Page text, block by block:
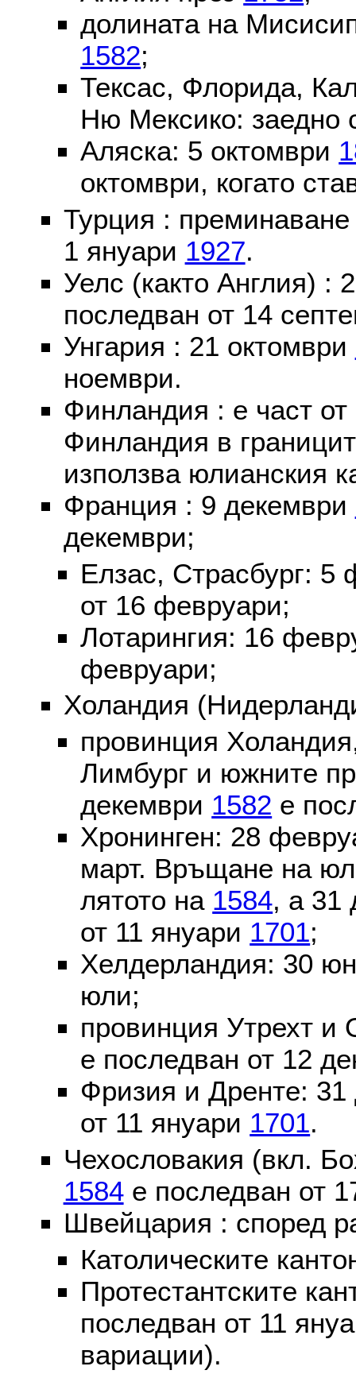
долината на
1582;
Тексас, Флорида,
Ню Мексико: заедно
Аляска: 5 октомври
октомври, когато
Турция :
1 януари 1927.
Уелс (както Англия) :
последван от 14
Унгария : 21 октомври
ноември.
Финландия : е част
Финландия в
използва юлианския
Франция : 9 декември
декември;
Елзас, Страсбург:
от 16 февруари;
Лотарингия: 16
февруари;
Холандия
провинция
Лимбург и южните
декември 1582 е
Хронинген: 28
март. Връщане на
лятото на 1584, а 31
от 11 януари 1701;
Хелдерландия: 30
юли;
провинция Утрехт
е последван от 12
Фризия и Дренте:
от 11 януари 1701.
Чехословакия (вкл.
1584е последван от
Швейцария : според
Католическите
Протестантските
последван от 11
вариации).